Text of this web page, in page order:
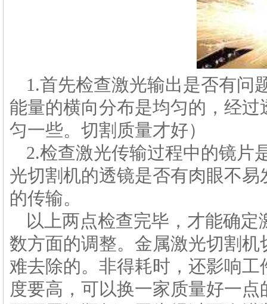
1.首先检查激光输出是否有问
能量的横向分布是均匀的，经
匀一些。切割质量才好）
2.检查激光传输过程中的镜片
光切割机的透镜是否有肉眼不
的传输。
以上两点检查完毕，才能确
数方面的调整。金属激光切割
难去除的。非得耗时，还影响
度要高，可以换一家质量好一